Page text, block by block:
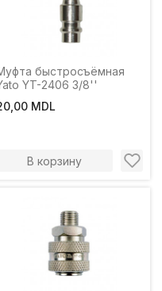
быстросъёмная
YT-2406 3/8''
MDL
В корзину